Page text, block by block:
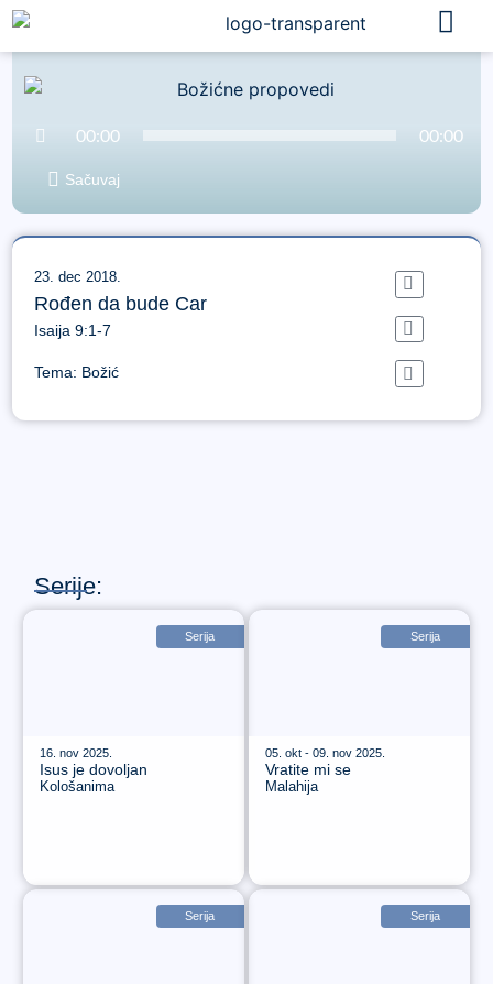
00:00 00:00
Sačuvaj
23. dec 2018.
Rođen da bude Car
Isaija 9:1-7
Tema: Božić
Serije:
Serija
16. nov 2025.
Isus je dovoljan
Kološanima
Serija
05. okt - 09. nov 2025.
Vratite mi se
Malahija
Serija Serija